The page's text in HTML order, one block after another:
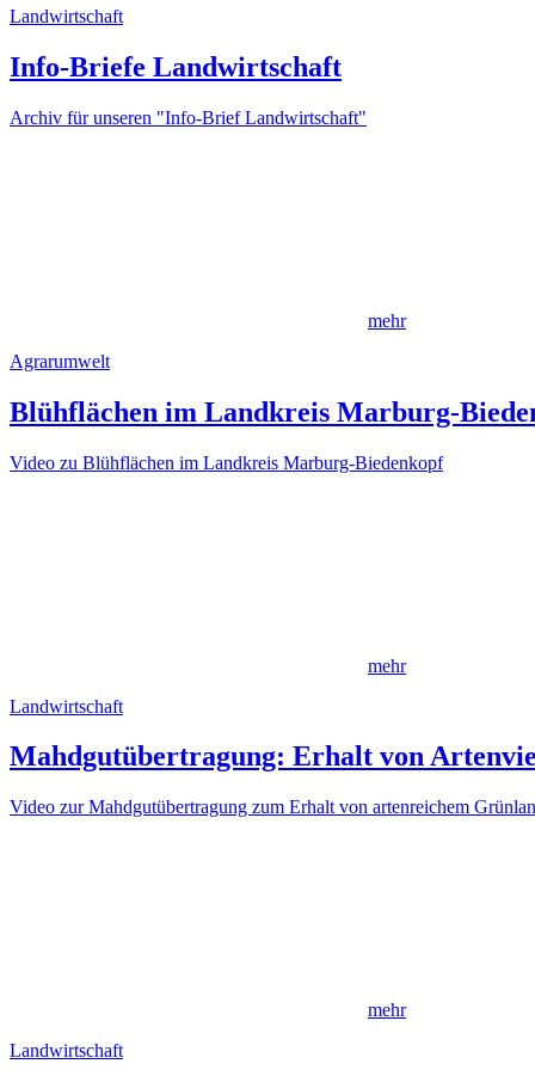
Landwirtschaft
Info-Briefe Landwirtschaft
Archiv für unseren "Info-Brief Landwirtschaft"
mehr
Agrarumwelt
Blühflächen im Landkreis Marburg-
Video zu Blühflächen im Landkreis Marburg-Biedenkopf
mehr
Landwirtschaft
Mahdgutübertragung: Erhalt von
Video zur Mahdgutübertragung zum Erhalt von artenreichem
mehr
Landwirtschaft